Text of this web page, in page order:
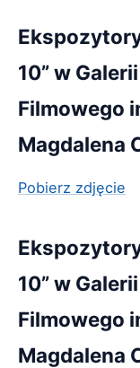
10” w
Filmowego
Magdalena
Pobierz zdjęcie
10” w
Filmowego
Magdalena